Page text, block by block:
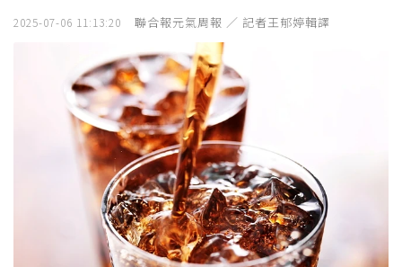
2025-07-06 11:13:20 聯合報元氣周報 ／ 記者王郁婷輯譯